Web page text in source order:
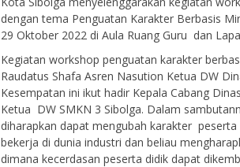
dengan tema Penguatan Karakter Berbasis
29 Oktober 2022 di Aula Ruang Guru dan
Kegiatan workshop penguatan karakter
Raudatus Shafa Asren Nasution Ketua DW
Kesempatan ini ikut hadir Kepala Cabang
Ketua DW SMKN 3 Sibolga. Dalam
diharapkan dapat mengubah karakter
bekerja di dunia industri dan beliau
dimana kecerdasan peserta didik dapat